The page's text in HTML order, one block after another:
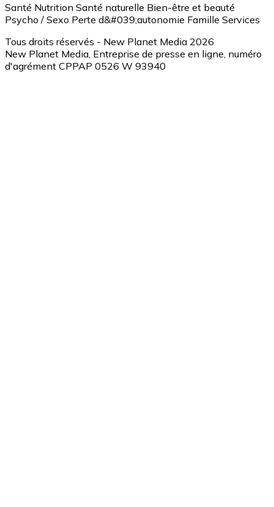
Santé Nutrition Santé naturelle Bien-être et beauté
Psycho / Sexo Perte d&#039;autonomie Famille Services
Tous droits réservés - New Planet Media 2026
New Planet Media, Entreprise de presse en ligne, numéro
d'agrément CPPAP 0526 W 93940